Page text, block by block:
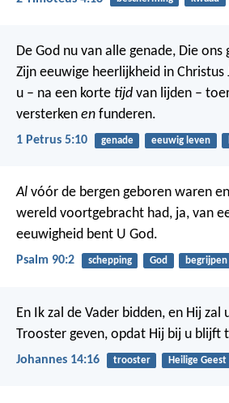
De God nu van alle genade, Die
Zijn eeuwige heerlijkheid in Christus
u – na een korte tijd van lijden –
versterken en funderen.
1 Petrus 5:10 genade eeuwig leven
Al vóór de bergen geboren waren
wereld voortgebracht had, ja, van
eeuwigheid bent U God.
Psalm 90:2 schepping God begrijpen
En Ik zal de Vader bidden, en Hij zal
Trooster geven, opdat Hij bij u blijft
Johannes 14:16 trooster Heilige Geest